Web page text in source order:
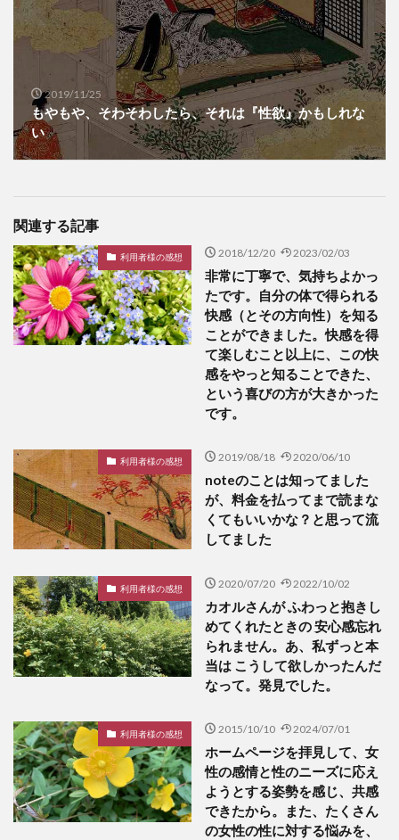
2019/11/25
もやもや、そわそわしたら、それは『性欲』かもしれな
い
関連する記事
利用者様の感想 2018/12/20 2023/02/03
非常に丁寧で、気持ちよかっ
たです。自分の体で得られる
快感（とその方向性）を知る
ことができました。快感を得
て楽しむこと以上に、この快
感をやっと知ることできた、
という喜びの方が大きかった
です。
利用者様の感想 2019/08/18 2020/06/10
noteのことは知ってました
が、料金を払ってまで読まな
くてもいいかな？と思って流
してました
利用者様の感想 2020/07/20 2022/10/02
カオルさんが ふわっと抱きし
めてくれたときの 安心感忘れ
られません。あ、私ずっと本
当は こうして欲しかったんだ
なって。発見でした。
利用者様の感想 2015/10/10 2024/07/01
ホームページを拝見して、女
性の感情と性のニーズに応え
ようとする姿勢を感じ、共感
できたから。また、たくさん
の女性の性に対する悩みを、